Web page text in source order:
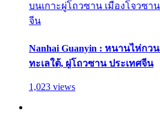
บนเกาะผู่โถวซาน เมืองโจวซา
จีน
Nanhai Guanyin : หนานไห่กว
ทะเลใต้, ผู่โถวซาน ประเทศจีน
1,023 views